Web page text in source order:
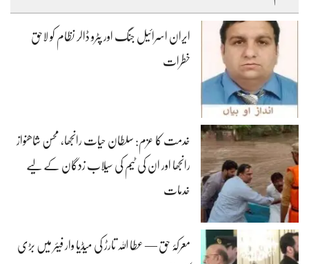
ایران اسرائیل جنگ اور پٹرو ڈالر نظام کو لاحق
خطرات
خدمت کا عزم: سلطان حیات رانجھا، محسن شاھنواز
رانجھا اور ان کی ٹیم کی سیلاب زدگان کے لیے
خدمات
معرکۂ حق — عطا اللہ تارڑ کی میڈیا وار فیئر میں بڑی